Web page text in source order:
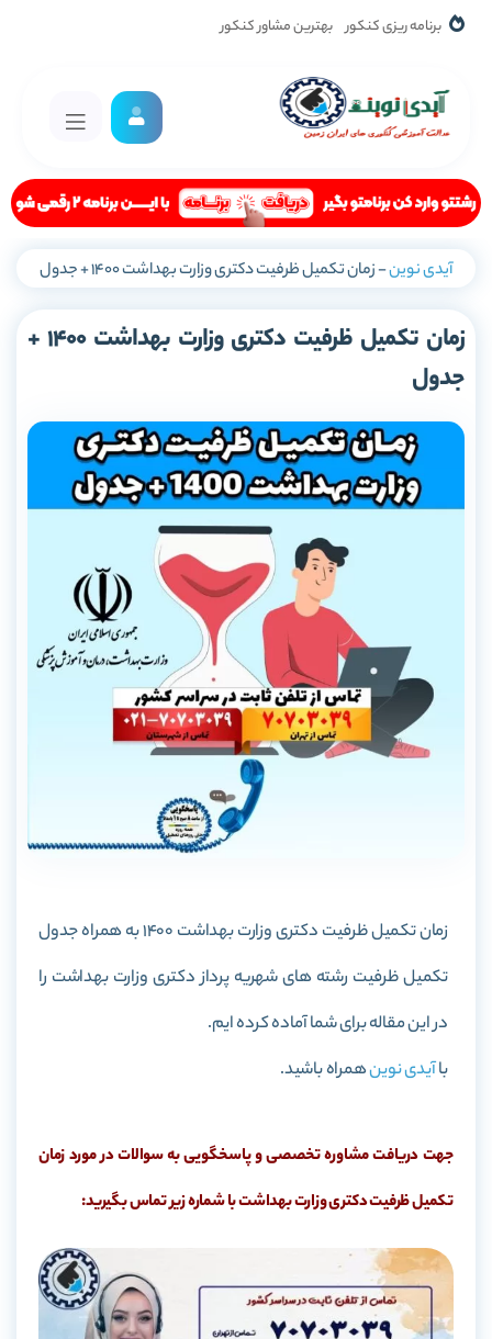
برنامه ریزی کنکور بهترین مشاور کنکور
آیدی نوین-زمان تکمیل ظرفیت دکتری وزارت بهداشت 1400 + جدول
زمان تکمیل ظرفیت دکتری وزارت بهداشت 1400 +
جدول
زمان تکمیل ظرفیت دکتری وزارت بهداشت 1400 به همراه جدول
تکمیل ظرفیت رشته های شهریه پرداز دکتری وزارت بهداشت را
در این مقاله برای شما آماده کرده ایم.
باآیدی نوینهمراه باشید.
جهت دریافت مشاوره تخصصی و پاسخگویی به سوالات در مورد زمان
تکمیل ظرفیت دکتری وزارت بهداشت با شماره زیر تماس بگیرید: